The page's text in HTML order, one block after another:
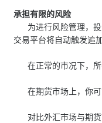
承担有限的风险
为进行风险管理，投
交易平台将自动触发追
在正常的市况下，所
在期货市场上，你可
对比外汇市场与期货